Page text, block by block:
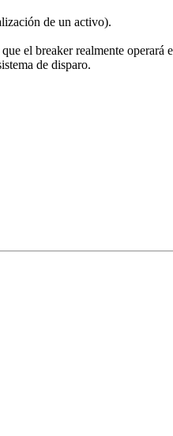
de un activo).
el breaker realmente operará
de disparo.